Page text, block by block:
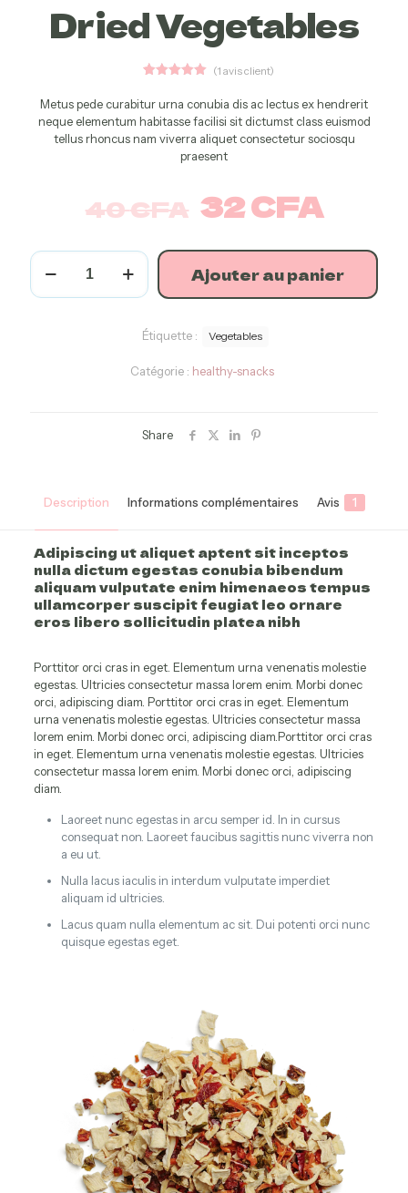
Dried Vegetables
basé sur
notation
client
(1 avis client)
Metus pede curabitur urna conubia dis ac lectus ex hendrerit
neque elementum habitasse facilisi sit dictumst class euismod
tellus rhoncus nam viverra aliquet consectetur sociosqu
praesent
40CFA 32CFA
Ajouter au panier
Catégorie : healthy-snacks
Étiquette : Vegetables
Share
Description Informations complémentaires Avis 1
Adipiscing ut aliquet aptent sit inceptos
nulla dictum egestas conubia bibendum
aliquam vulputate enim himenaeos tempus
ullamcorper suscipit feugiat leo ornare
eros libero sollicitudin platea nibh
Porttitor orci cras in eget. Elementum urna venenatis molestie
egestas. Ultricies consectetur massa lorem enim. Morbi donec
orci, adipiscing diam. Porttitor orci cras in eget. Elementum
urna venenatis molestie egestas. Ultricies consectetur massa
lorem enim. Morbi donec orci, adipiscing diam.Porttitor orci cras
in eget. Elementum urna venenatis molestie egestas. Ultricies
consectetur massa lorem enim. Morbi donec orci, adipiscing
diam.
Laoreet nunc egestas in arcu semper id. In in cursus
consequat non. Laoreet faucibus sagittis nunc viverra non
a eu ut.
Nulla lacus iaculis in interdum vulputate imperdiet
aliquam id ultricies.
Lacus quam nulla elementum ac sit. Dui potenti orci nunc
quisque egestas eget.